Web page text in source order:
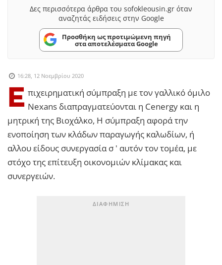
Δες περισσότερα άρθρα του sofokleousin.gr όταν
αναζητάς ειδήσεις στην Google
Προσθήκη ως προτιμώμενη πηγή
στα αποτελέσματα Google
16:28, 12 Νοεμβρίου 2020
Ε πιχειρηματική σύμπραξη με τον γαλλικό όμιλο
Nexans διαπραγματεύονται η Cenergy και η
μητρική της Βιοχάλκο, Η σύμπραξη αφορά την
ενοποίηση των κλάδων παραγωγής καλωδίων, ή
αλλου είδους συνεργασία σ ' αυτόν τον τομέα, με
στόχο της επίτευξη οικονομιών κλίμακας και
συνεργειών.